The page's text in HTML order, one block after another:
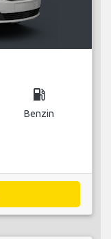
local_gas_station
Benzin